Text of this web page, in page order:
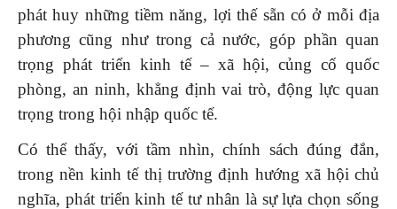
phát huy những tiềm năng, lợi thế sẵn có ở mỗi địa
phương cũng như trong cả nước, góp phần quan
trọng phát triển kinh tế – xã hội, củng cố quốc
phòng, an ninh, khẳng định vai trò, động lực quan
trọng trong hội nhập quốc tế.
Có thể thấy, với tầm nhìn, chính sách đúng đắn,
trong nền kinh tế thị trường định hướng xã hội chủ
nghĩa, phát triển kinh tế tư nhân là sự lựa chọn sống